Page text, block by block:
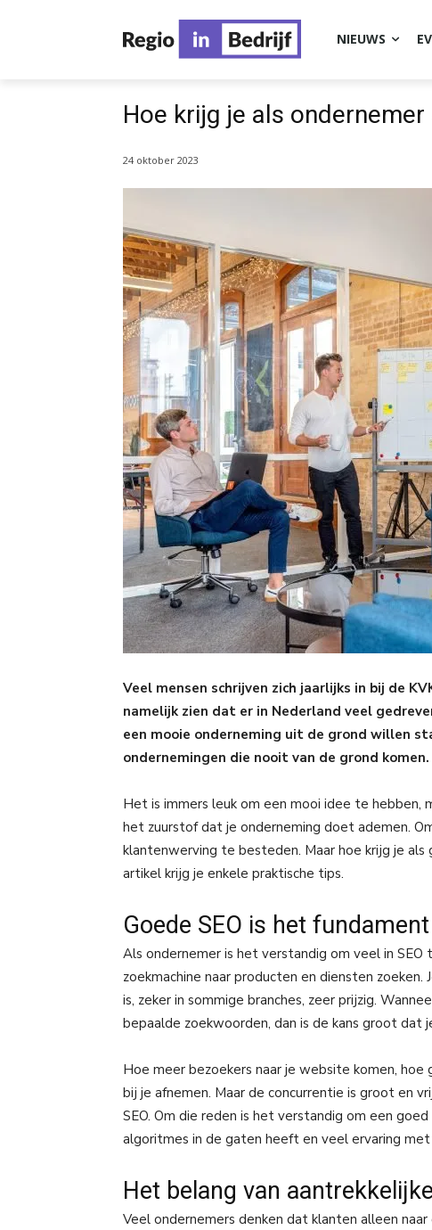
NIEUWS
Hoe krijg je als
24 oktober 2023
Veel mensen schrijven zich jaarlijks in bij de
namelijk zien dat er in Nederland veel
een mooie onderneming uit de grond willen
ondernemingen die nooit van de grond komen.
Het is immers leuk om een mooi idee te hebben,
het zuurstof dat je onderneming doet ademen.
klantenwerving te besteden. Maar hoe krijg je
artikel krijg je enkele praktische tips.
Goede SEO is het fundament
Als ondernemer is het verstandig om veel in
zoekmachine naar producten en diensten
is, zeker in sommige branches, zeer prijzig.
bepaalde zoekwoorden, dan is de kans groot dat
Hoe meer bezoekers naar je website komen,
bij je afnemen. Maar de concurrentie is groot en
SEO. Om die reden is het verstandig om een goed
algoritmes in de gaten heeft en veel ervaring
Het belang van
Veel ondernemers denken dat klanten alleen